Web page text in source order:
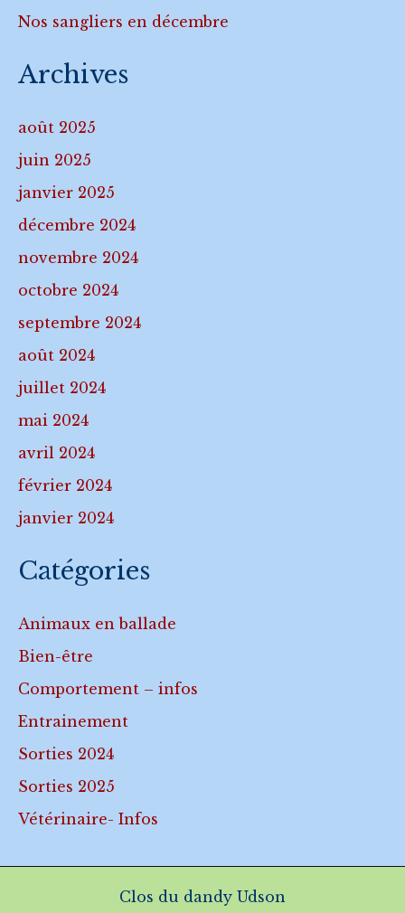
Nos sangliers en décembre
Archives
août 2025
juin 2025
janvier 2025
décembre 2024
novembre 2024
octobre 2024
septembre 2024
août 2024
juillet 2024
mai 2024
avril 2024
février 2024
janvier 2024
Catégories
Animaux en ballade
Bien-être
Comportement – infos
Entrainement
Sorties 2024
Sorties 2025
Vétérinaire- Infos
Clos du dandy Udson